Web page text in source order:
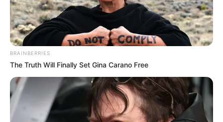
BRAINBERRIES
The Truth Will Finally Set Gina Carano Free